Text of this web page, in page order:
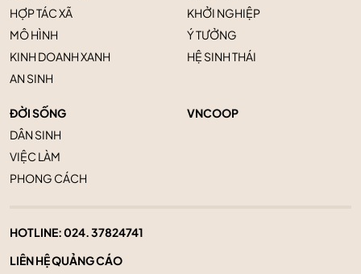
HỢP TÁC XÃ
MÔ HÌNH
KINH DOANH XANH
AN SINH
KHỞI NGHIỆP
Ý TƯỞNG
HỆ SINH THÁI
ĐỜI SỐNG
DÂN SINH
VIỆC LÀM
PHONG CÁCH
VNCOOP
HOTLINE:024. 37824741
LIÊN HỆ QUẢNG CÁO